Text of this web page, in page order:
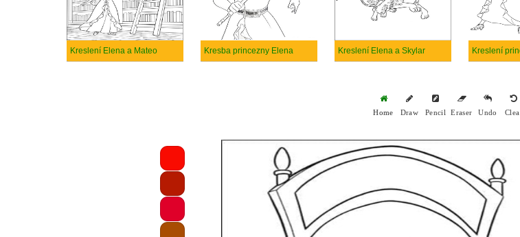
Kreslení Elena a Mateo Kresba princezny Elena Kreslení Elena a Skylar
Home Draw Pencil Eraser Undo